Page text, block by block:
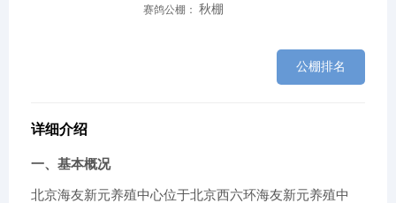
赛鸽公棚： 秋棚
公棚排名
详细介绍
一、基本概况
北京海友新元养殖中心位于北京西六环海友新元养殖中